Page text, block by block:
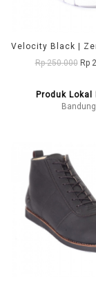
Rp 250.000 Rp
Produk Lokal
Bandung